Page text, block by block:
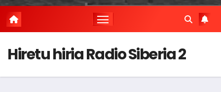
Hiretu hiria Radio Siberia 2